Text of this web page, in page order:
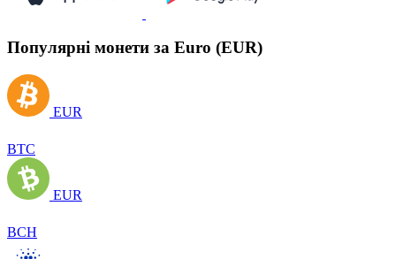
Популярні монети за Euro (EUR)
EUR
BTC
EUR
BCH